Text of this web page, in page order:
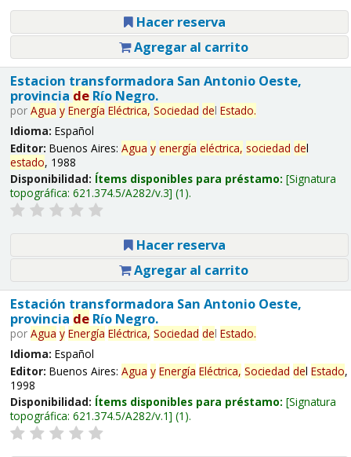
Hacer reserva
Agregar al carrito
Estacion transformadora San Antonio Oeste,
provincia deRío Negro.
por Agua y Energía Eléctrica, Sociedad del Estado.
Idioma: Español
Editor: Buenos Aires: Agua y energía eléctrica, sociedad del
estado, 1988
Disponibilidad: Ítems disponibles para préstamo: Signatura
topográfica: 621.374.5/A282/v.3 (1).
Hacer reserva
Agregar al carrito
Estación transformadora San Antonio Oeste,
provincia deRío Negro.
por Agua y Energía Eléctrica, Sociedad del Estado.
Idioma: Español
Editor: Buenos Aires: Agua y Energía Eléctrica, Sociedad del Estado,
1998
Disponibilidad: Ítems disponibles para préstamo: Signatura
topográfica: 621.374.5/A282/v.1 (1).